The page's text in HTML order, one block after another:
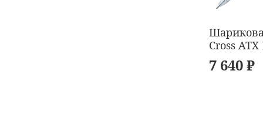
Cross ATX
7 640 ₽